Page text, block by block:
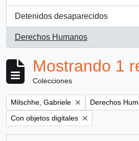
Detenidos desaparecidos
, 1 resultados
Derechos Humanos
, 1 resultados
Mostrando 1
Colecciones
Remove filter:
Milschhe, Gabriele Remove filter:
Derechos
Remove filter:
Con objetos digitales